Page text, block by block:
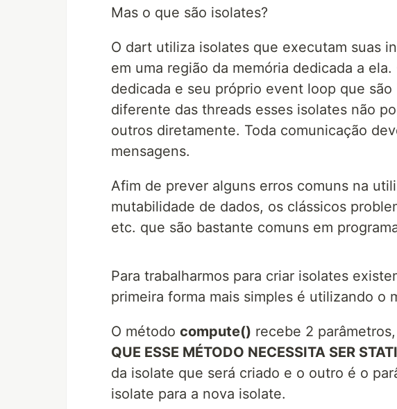
Mas o que são isolates?
O dart utiliza isolates que executam suas
em uma região da memória dedicada a
dedicada e seu próprio event loop que
diferente das threads esses isolates não
outros diretamente. Toda comunicação
mensagens.
Afim de prever alguns erros comuns na
mutabilidade de dados, os clássicos
etc. que são bastante comuns em
Para trabalharmos para criar isolates
primeira forma mais simples é utilizando o
O método compute() recebe 2
QUE ESSE MÉTODO NECESSITA SER
da isolate que será criado e o outro é o
isolate para a nova isolate.